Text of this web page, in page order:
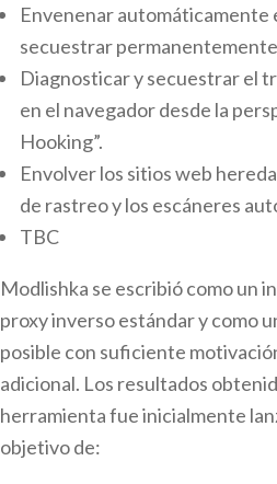
Envenenar automáticamente
secuestrar permanentemente
Diagnosticar y secuestrar el
en el navegador desde la
Hooking”.
Envolver los sitios web
de rastreo y los escáneres
TBC
Modlishka se escribió como un
proxy inverso estándar y como
posible con suficiente
adicional. Los resultados
herramienta fue inicialmente
objetivo de: